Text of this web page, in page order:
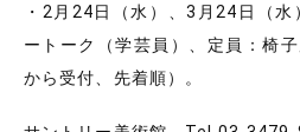
・2月24日（水）、3月24日（
ートーク（学芸員）、定員：椅
から受付、先着順）。